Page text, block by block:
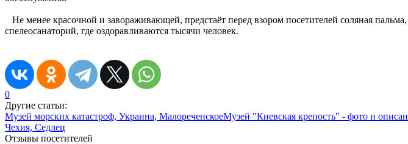
Не менее красочной и завораживающей, предстаёт перед взором посетителей соляная
спелеосанаторий, где оздоравливаются тысячи человек.
0
Другие статьи:
Музей морских катастроф, Украина, МалореченскоеМузей "Киевская крепость" - фото и
Чехия, Седлец
Отзывы посетителей